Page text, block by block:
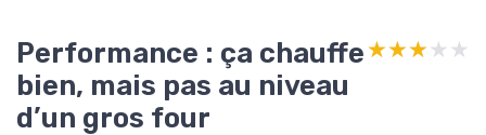
Performance : ça chauffe
bien, mais pas au niveau
d’un gros four
★★★★★
★★★★★